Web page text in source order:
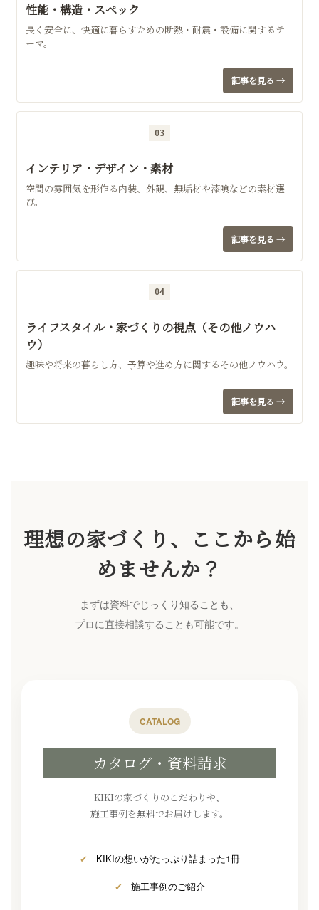
性能・構造・スペック
長く安全に、快適に暮らすための断熱・耐震・設備に関するテ
ーマ。
記事を見る →
03
インテリア・デザイン・素材
空間の雰囲気を形作る内装、外観、無垢材や漆喰などの素材選
び。
記事を見る →
04
ライフスタイル・家づくりの視点（その他ノウハ
ウ）
趣味や将来の暮らし方、予算や進め方に関するその他ノウハウ。
記事を見る →
理想の家づくり、ここから始
めませんか？
まずは資料でじっくり知ることも、
プロに直接相談することも可能です。
CATALOG
カタログ・資料請求
KIKIの家づくりのこだわりや、
施工事例を無料でお届けします。
✔ KIKIの想いがたっぷり詰まった1冊
✔ 施工事例のご紹介